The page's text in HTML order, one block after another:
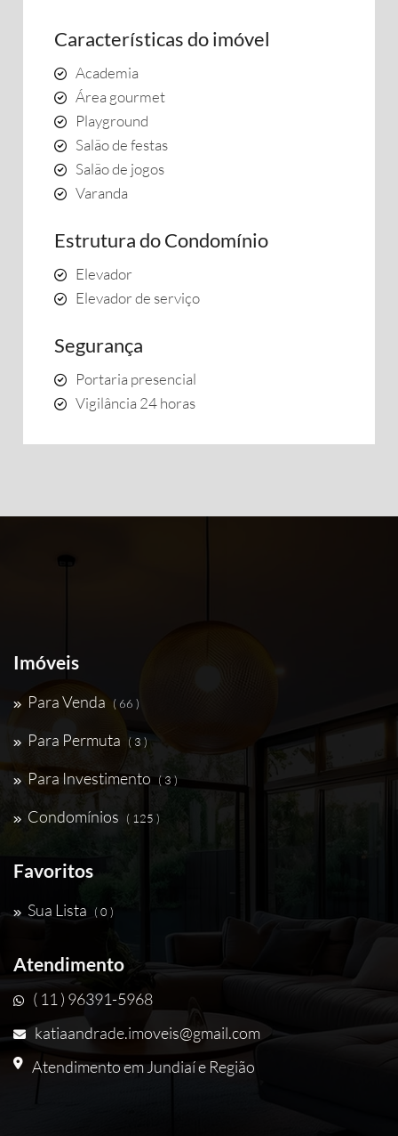
Características do imóvel
Academia
Área gourmet
Playground
Salão de festas
Salão de jogos
Varanda
Estrutura do Condomínio
Elevador
Elevador de serviço
Segurança
Portaria presencial
Vigilância 24 horas
Imóveis
Para Venda ( 66 )
Para Permuta ( 3 )
Para Investimento ( 3 )
Condomínios ( 125 )
Favoritos
Sua Lista ( 0 )
Atendimento
( 11 ) 96391-5968
katiaandrade.imoveis@gmail.com
Atendimento em Jundiaí e Região